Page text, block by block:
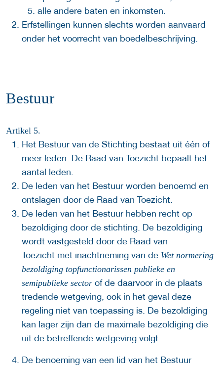
alle andere baten en inkomsten.
Erfstellingen kunnen slechts worden aanvaard
onder het voorrecht van boedelbeschrijving.
Bestuur
Artikel 5.
Het Bestuur van de Stichting bestaat uit één of
meer leden. De Raad van Toezicht bepaalt het
aantal leden.
De leden van het Bestuur worden benoemd en
ontslagen door de Raad van Toezicht.
De leden van het Bestuur hebben recht op
bezoldiging door de stichting. De bezoldiging
wordt vastgesteld door de Raad van
Toezicht met inachtneming van de Wet normering
bezoldiging topfunctionarissen publieke en
semipublieke sector of de daarvoor in de plaats
tredende wetgeving, ook in het geval deze
regeling niet van toepassing is. De bezoldiging
kan lager zijn dan de maximale bezoldiging die
uit de betreffende wetgeving volgt.
De benoeming van een lid van het Bestuur